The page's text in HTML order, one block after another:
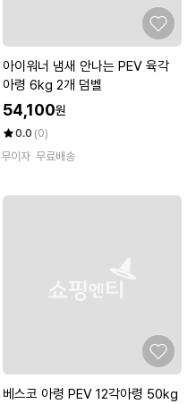
아이워너 냄새 안나는 PEV 육각
아령 6kg 2개 덤벨
54,100원
0.0 (0)
무이자 무료배송
베스코 아령 PEV 12각아령 50kg